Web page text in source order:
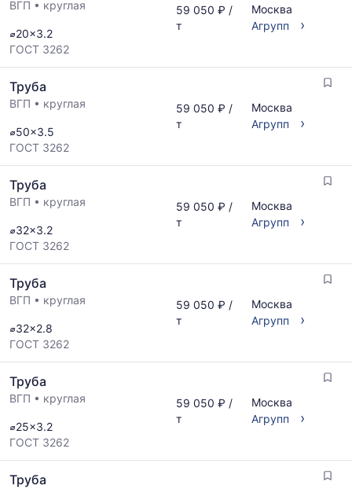
ВГП • круглая
⌀20x3.2
ГОСТ 3262
59 050 ₽ /
т
Москва
Агрупп
›
Труба
ВГП • круглая
⌀50x3.5
ГОСТ 3262
59 050 ₽ /
т
Москва
Агрупп
›
Труба
ВГП • круглая
⌀32x3.2
ГОСТ 3262
59 050 ₽ /
т
Москва
Агрупп
›
Труба
ВГП • круглая
⌀32x2.8
ГОСТ 3262
59 050 ₽ /
т
Москва
Агрупп
›
Труба
ВГП • круглая
⌀25x3.2
ГОСТ 3262
59 050 ₽ /
т
Москва
Агрупп
›
Труба